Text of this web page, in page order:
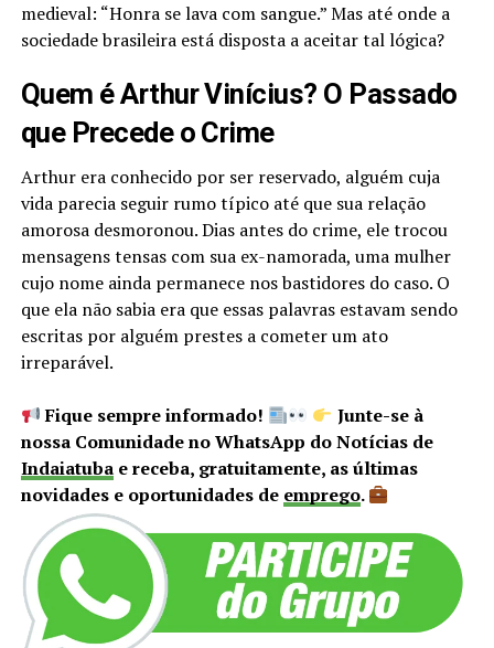
medieval: “Honra se lava com sangue.” Mas até onde a
sociedade brasileira está disposta a aceitar tal lógica?
Quem é Arthur Vinícius? O Passado
que Precede o Crime
Arthur era conhecido por ser reservado, alguém cuja
vida parecia seguir rumo típico até que sua relação
amorosa desmoronou. Dias antes do crime, ele trocou
mensagens tensas com sua ex-namorada, uma mulher
cujo nome ainda permanece nos bastidores do caso. O
que ela não sabia era que essas palavras estavam sendo
escritas por alguém prestes a cometer um ato
irreparável.
Fique sempre informado!
Junte-se à
nossa Comunidade no WhatsApp do Notícias de
Indaiatubae receba, gratuitamente, as últimas
novidades e oportunidades de emprego.